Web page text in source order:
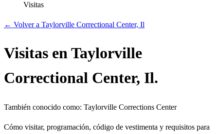
Visitas
← Volver a Taylorville Correctional Center, Il
Visitas en Taylorville
Correctional Center, Il.
También conocido como: Taylorville Corrections Center
Cómo visitar, programación, código de vestimenta y requisitos para